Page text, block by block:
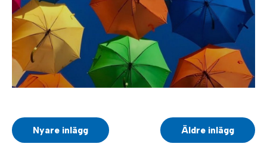
Nyare inlägg Äldre inlägg